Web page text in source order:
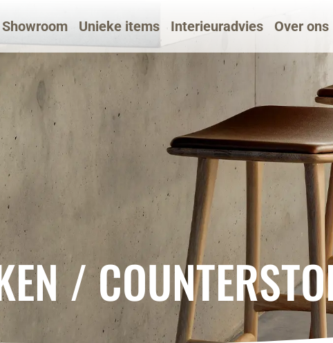
Showroom Unieke items Interieuradvies Over ons
/